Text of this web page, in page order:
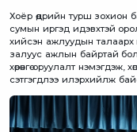
Хоёр өдрийн турш зохион
сумын иргэд идэвхтэй
хийсэн ажлуудын
залуус ажлын байртай
хөрөнгө оруулалт
сэтгэгдлээ илэрхийлж